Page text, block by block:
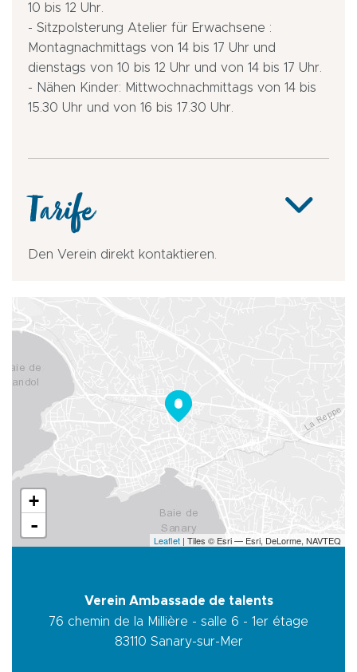
10 bis 12 Uhr.
- Sitzpolsterung Atelier für Erwachsene :
Montagnachmittags von 14 bis 17 Uhr und
dienstags von 10 bis 12 Uhr und von 14 bis 17 Uhr.
- Nähen Kinder: Mittwochnachmittags von 14 bis
15.30 Uhr und von 16 bis 17.30 Uhr.
Tarife
Den Verein direkt kontaktieren.
+
-
Leaflet | Tiles © Esri — Esri, DeLorme, NAVTEQ
Verein Ambassade de talents
76 chemin de la Millière - salle 6 - 1er étage
83110 Sanary-sur-Mer